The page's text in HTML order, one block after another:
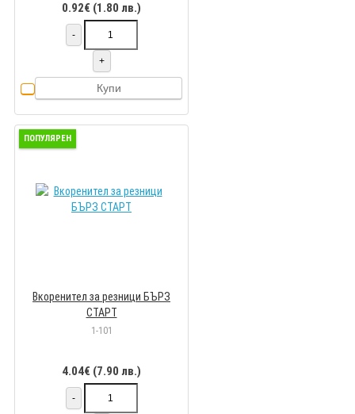
0.92€ (1.80 лв.)
-
+
Купи
ПОПУЛЯРЕН
Вкоренител за резници БЪРЗ
СТАРТ
1-101
4.04€ (7.90 лв.)
-